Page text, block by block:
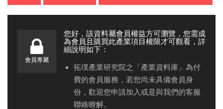
會員專屬
您好，該資料屬會員權益方可瀏覽，您需成
為會員且購買此產業項目權限才可觀看，詳
細說明如下：
拓墣產業研究院之「產業資料庫」為付
費的會員服務，若您尚未具備會員身
份，歡迎您申請加入或是與我們的客服
聯絡瞭解。